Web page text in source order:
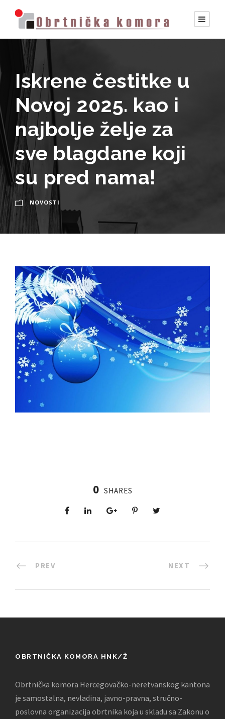
Iskrene čestitke u
Novoj 2025. kao i
najbolje želje za
sve blagdane koji
su pred nama!
NOVOSTI
0 SHARES
PREV NEXT
OBRTNIČKA KOMORA HNK/Ž
Obrtnička komora Hercegovačko-neretvanskog kantona
je samostalna, nevladina, javno-pravna, stručno-
poslovna organizacija obrtnika koja u skladu sa Zakonu o